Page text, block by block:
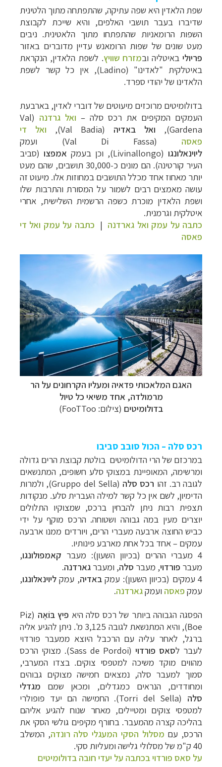
שפת הלאדין היא שפה עתיקה, שהתפתחה מתוך הלטינית
שדיברו בעבר תושבי האלפים, והיא שייכת לקבוצת
השפותהרומאניות שהתפתחו מתוך הלאטינית. ניבים
מעט שונים של שפות הרומאנש עדיין מדוברים באזור
פריוליבאיטליה ובמזרח שוויץ. לשפת הלאדין, הנקראת
באיטלקית "לאדינו" (Ladino), אין כל קשר לשפת
הלאדינו של יהודי ספרד.
בדולומיטים מרוכזים מיעוטים של דוברי לאדין, בארבעת
העמקים המקיפים את רכס סלה – ואל גרדנה (
Val
Gardena
), ואל באדיה (
Val Badia
)
, ואל די
פאסה (Val Di Fassa) ועמק
ליוינאלונגו (Livinallongo), וכן בעמק אמפצו (סביב
העיר קורטינה). הם מונים כ-30,000 תושבים, שהם מעט
יותר מאחוז אחד מכלל התושבים במחוזות אלו. מיעוט זה
עושה מאמצים רבים לשמור על המסורת והתרבות שלו
ושפת הלאדין מוכרת כשפה הרשמית השלישית, אחרי
איטלקית וגרמנית.
כתבה על עמק ואל גארדנה | כתבה על עמק ואל די
פאסה
האגם המלאכותי פדאיה ומעליו הקרחונים על הר
מרמולדה, אחד משיאי כל טיול
בדולומיטים (צילום: FooTToo
)
רכס סלה – הכול סובב סביבו
במרכזם של הרי הדולומיטים בולטת קבוצת הרים גדולה
ומרשימה, המאופיינת במצוקי סלע חשופים, המתנשאים
לגובה רב. זהו רכס סלה (Gruppo del Sella)
, ולמרות
הדימיון, לשם אין כל קשר למילה העברית סלע. מנקודות
תצפית רבות ניתן להבחין ברכס, שמצוקיו התלולים
יוצרים מעין במה גבוהה ושטוחה. הרכס מוקף על ידי
כביש החוצה ארבעה מעברי הרים, ויורדים ממנו ארבעה
עמקים –אחד בכל אחת מארבע פינותיו.
4 מעברי ההרים (בכיוון השעון): מעבר
קאמפולונגו,
מעבר פורדוי, מעבר סלה, ומעבר גארדנה.
4 עמקים (בכיוון השעון): עמק
באדיה, עמק ליוינאלונגו,
עמק פאסה ועמקגארדנה.
הפסגה הגבוהה ביותר של רכס סלה היא פיץבּוֹאֶה (
Piz
Boe)
, והיא המתנשאת לגובה 3,125 מ'. ניתן להגיע אליה
ברגל, לאחר עליה עם הרכבל היוצא ממעבר פורדוי
לעבר לסאס פורדוי (
Sass de Pordoi
). מצוקי הרכס
מהווים מוקד משיכה למטפסי צוקים. בצדו המערבי,
סמוך למעבר סלה, נמצאים חמישה מצוקים גבוהים
ומחודדים, הנראים כמגדלים, ומכאן שמם מגדלי
סלה (
Torri del Sella). החמישה הם יעד פופולרי
למטפסי צוקים ומטיילים, מאחר שנוח להגיע אליהם
בהליכה קצרה מהמעבר. בחורף מקיפים גולשי הסקי את
הרכס, עם מסלול הסקי המעגלי סלה רונדה, המשלב
40 ק"מ של מסלולי גלישה ומעליות סקי.
על סאס פורדוי בכתבה על יעדי חובה בדולומיטים